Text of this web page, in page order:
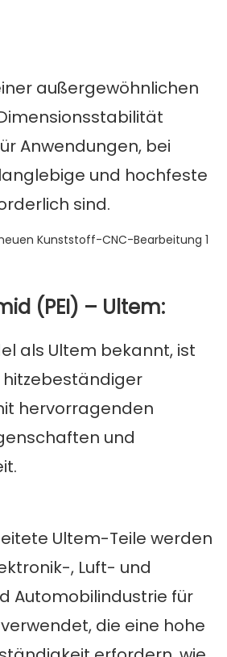
außergewöhnlichen
Anwendungen, bei
und hochfeste
sind.
(PEI) – Ultem:
als Ultem bekannt, ist
hervorragenden
und
Ultem-Teile werden
, Luft- und
Automobilindustrie für
die eine hohe